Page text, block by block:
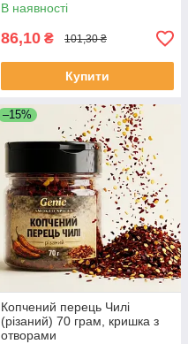
В наявності
86,10 ₴ 101,30 ₴
Купити
–15%
Копчений перець Чилі
(різаний) 70 грам, кришка з
отворами